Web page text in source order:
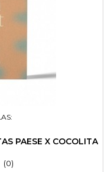
PAESE X COCOLITA
(0)